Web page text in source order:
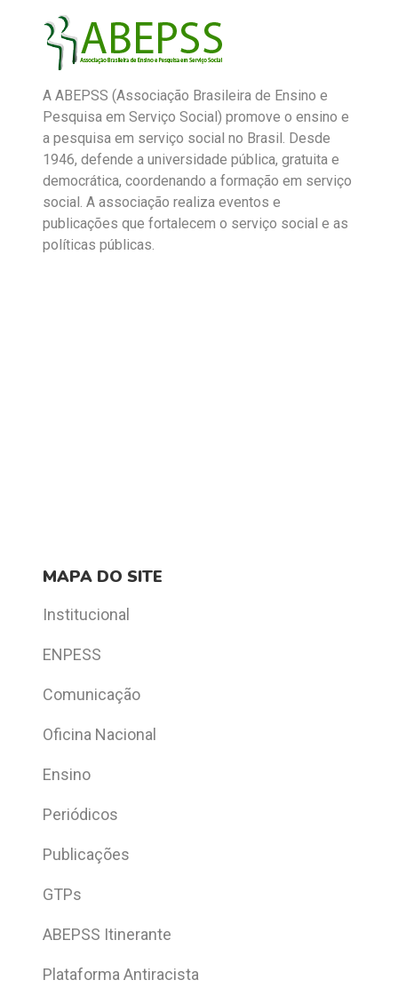
A ABEPSS (Associação Brasileira de Ensino e
Pesquisa em Serviço Social) promove o ensino e
a pesquisa em serviço social no Brasil. Desde
1946, defende a universidade pública, gratuita e
democrática, coordenando a formação em serviço
social. A associação realiza eventos e
publicações que fortalecem o serviço social e as
políticas públicas.
MAPA DO SITE
Institucional
ENPESS
Comunicação
Oficina Nacional
Ensino
Periódicos
Publicações
GTPs
ABEPSS Itinerante
Plataforma Antiracista